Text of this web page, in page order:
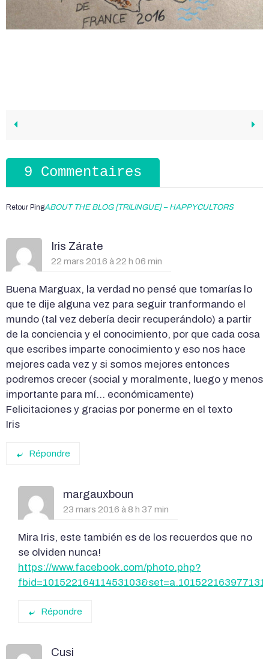
9 Commentaires
Retour PingABOUT THE BLOG [TRILINGUE] – HAPPYCULTORS
Iris Zárate
22 mars 2016 à 22 h 06 min
Buena Marguax, la verdad no pensé que tomarías lo
que te dije alguna vez para seguir tranformando el
mundo (tal vez debería decir recuperándolo) a partir
de la conciencia y el conocimiento, por que cada cosa
que escribes imparte conocimiento y eso nos hace
mejores cada vez y si somos mejores entonces
podremos crecer (social y moralmente, luego y menos
importante para mí… económicamente)
Felicitaciones y gracias por ponerme en el texto
Iris
Répondre
margauxboun
23 mars 2016 à 8 h 37 min
Mira Iris, este también es de los recuerdos que no
se olviden nunca!
https://www.facebook.com/photo.php?
Répondre
Cusi